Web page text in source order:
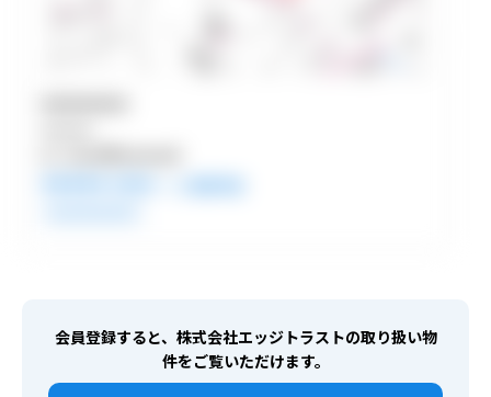
会員登録すると、株式会社エッジトラストの取り扱い物
件をご覧いただけます。